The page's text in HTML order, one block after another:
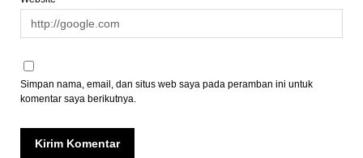
Simpan nama, email, dan situs web saya pada peramban ini untuk
komentar saya berikutnya.